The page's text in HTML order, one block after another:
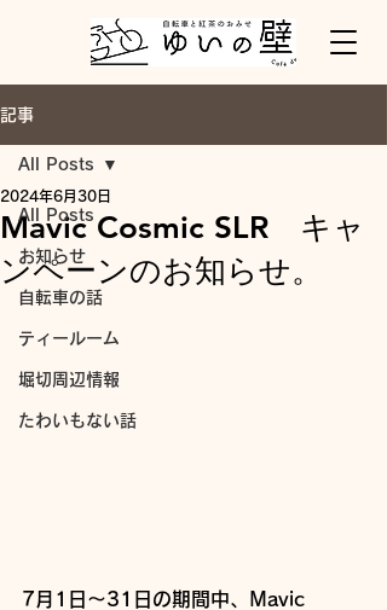
記事
All Posts
お知らせ
自転車の話
ティールーム
堀切周辺情報
たわいもない話
All Posts
Mavic Cosmic SLR キャ
ンペーンのお知らせ。
2024年6月30日
7月1日～31日の期間中、Mavic